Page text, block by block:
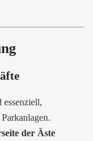
essenziell,
der Äste